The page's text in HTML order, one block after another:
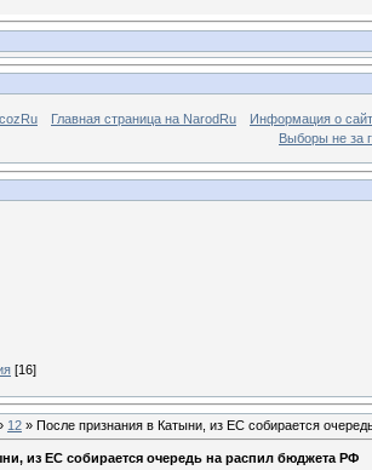
Главная страница на NarodRu
Информация о
Выборы не за
[16]
12 » После признания в Катыни, из ЕС собирается
из ЕС собирается очередь на распил бюджета РФ